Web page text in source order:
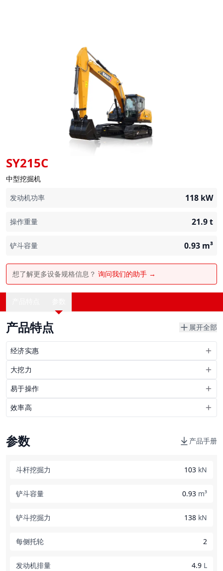
SY215C
中型挖掘机
发动机功率
118 kW
操作重量 21.9t
铲斗容量 0.93 m³
想了解更多设备规格信息？ 询问我们的助手 →
产品特点 展开全部
经济实惠
大挖力
易于操作
效率高
参数 产品手册
斗杆挖掘力 103 kN
铲斗容量 0.93 m³
铲斗挖掘力 138 kN
每侧托轮 2
发动机排量 4.9 L